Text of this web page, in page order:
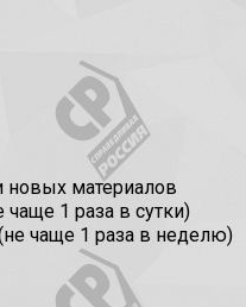
новых материалов
1 раза в сутки)
чаще 1 раза в неделю)